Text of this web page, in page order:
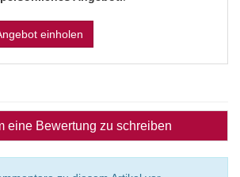
einholen
eine Bewertung zu schreiben